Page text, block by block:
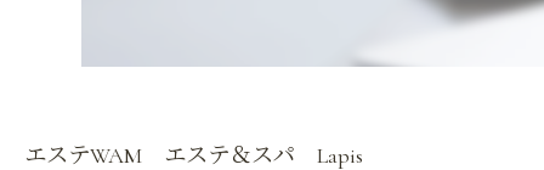
エステWAM エステ＆スパ Lapis